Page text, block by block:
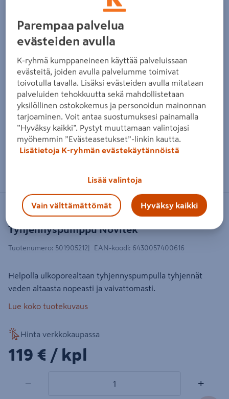
Tyhjennyspumppu Novitek
NOVITEK
Tuotenumero: 501905212 EAN-koodi: 6430057400616
Helpolla ulkoporealtaan tyhjennyspumpulla tyhjennät
veden altaasta nopeasti ja vaivattomasti.
Lue koko tuotekuvaus
Hinta verkkokaupassa
119€/kpl
119 € / kpl
− +
Parempaa palvelua
evästeiden avulla
K-ryhmä kumppaneineen käyttää palveluissaan
evästeitä, joiden avulla palvelumme toimivat
toivotulla tavalla. Lisäksi evästeiden avulla mitataan
palveluiden tehokkuutta sekä mahdollistetaan
yksilöllinen ostokokemus ja personoidun mainonnan
tarjoaminen. Voit antaa suostumuksesi painamalla
”Hyväksy kaikki”. Pystyt muuttamaan valintojasi
myöhemmin ”Evästeasetukset”-linkin kautta.
Lisätietoja K-ryhmän evästekäytännöistä
Lisää valintoja
Vain välttämättömät Hyväksy kaikki